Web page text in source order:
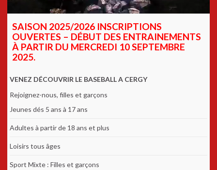
SAISON 2025/2026 INSCRIPTIONS
OUVERTES – DÉBUT DES ENTRAINEMENTS
À PARTIR DU MERCREDI 10 SEPTEMBRE
2025.
VENEZ DÉCOUVRIR LE BASEBALL A CERGY
Rejoignez-nous, filles et garçons
Jeunes dés 5 ans à 17 ans
Adultes à partir de 18 ans et plus
Loisirs tous âges
Sport Mixte : Filles et garçons